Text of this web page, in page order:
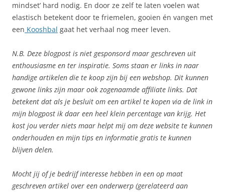
mindset’ hard nodig. En door ze zelf te laten voelen wat
elastisch betekent door te friemelen, gooien én vangen met
een Kooshbal gaat het verhaal nog meer leven.
N.B. Deze blogpost is niet gesponsord maar geschreven uit
enthousiasme en ter inspiratie. Soms staan er links in naar
handige artikelen die te koop zijn bij een webshop. Dit kunnen
gewone links zijn maar ook zogenaamde affiliate links. Dat
betekent dat als je besluit om een artikel te kopen via de link in
mijn blogpost ik daar een heel klein percentage van krijg. Het
kost jou verder niets maar helpt mij om deze website te kunnen
onderhouden en mijn tips en informatie gratis te kunnen
blijven delen.
Mocht jij of je bedrijf interesse hebben in een op maat
geschreven artikel over een onderwerp (gerelateerd aan